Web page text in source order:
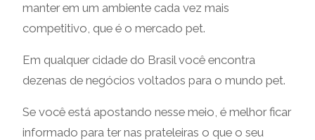
manter em um ambiente cada vez mais
competitivo, que é o mercado pet.
Em qualquer cidade do Brasil você encontra
dezenas de negócios voltados para o mundo pet.
Se você está apostando nesse meio, é melhor ficar
informado para ter nas prateleiras o que o seu